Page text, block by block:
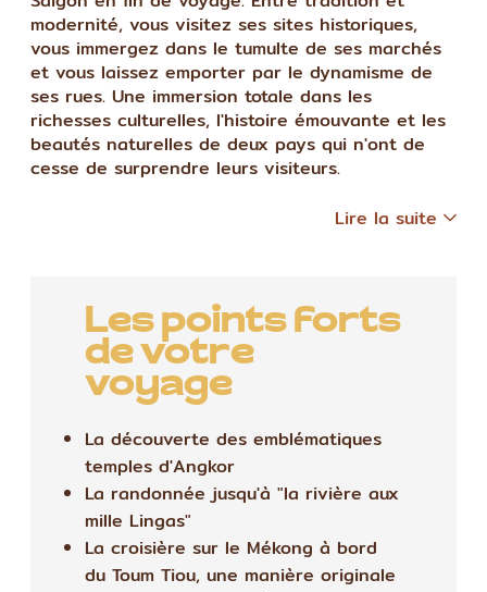
modernité, vous visitez ses sites historiques,
vous immergez dans le tumulte de ses marchés
et vous laissez emporter par le dynamisme de
ses rues. Une immersion totale dans les
richesses culturelles, l'histoire émouvante et les
beautés naturelles de deux pays qui n'ont de
cesse de surprendre leurs visiteurs.
Lire la suite
Les points forts
de votre
voyage
La découverte des emblématiques
temples d'Angkor
La randonnée jusqu'à "la rivière aux
mille Lingas"
La croisière sur le Mékong à bord
du Toum Tiou, une manière originale